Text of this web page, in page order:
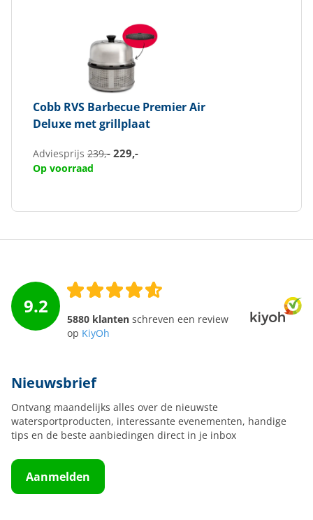
Cobb RVS Barbecue Premier Air
Deluxe met grillplaat
Adviesprijs 239,- 229,-
Op voorraad
9.2
5880 klanten schreven een review
op KiyOh
Nieuwsbrief
Ontvang maandelijks alles over de nieuwste
watersportproducten, interessante evenementen, handige
tips en de beste aanbiedingen direct in je inbox
Aanmelden